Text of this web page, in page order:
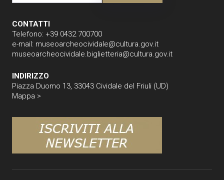
CONTATTI
Telefono: +39 0432 700700
e-mail: museoarcheocividale@cultura.gov.it
museoarcheocividale.biglietteria@cultura.gov.it
INDIRIZZO
Piazza Duomo 13, 33043 Cividale del Friuli (UD)
Mappa >